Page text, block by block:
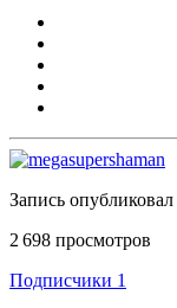
Запись опубликовал
2 698 просмотров
Подписчики 1